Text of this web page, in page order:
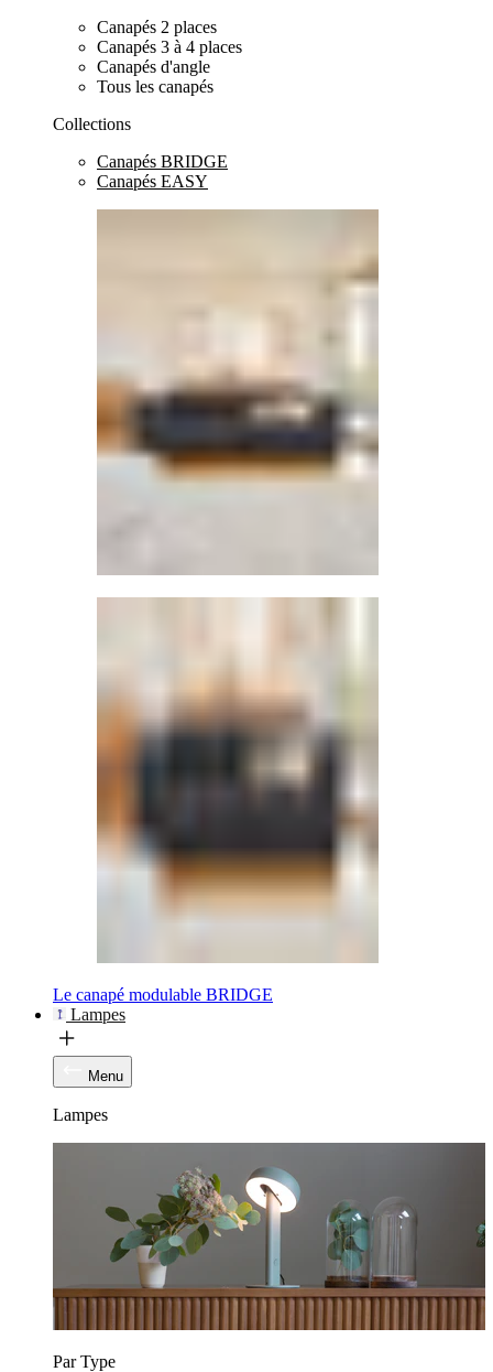
Canapés 2 places
Canapés 3 à 4 places
Canapés d'angle
Tous les canapés
Collections
Canapés BRIDGE
Canapés EASY
Le canapé modulable BRIDGE
Lampes
Menu
Lampes
Par Type